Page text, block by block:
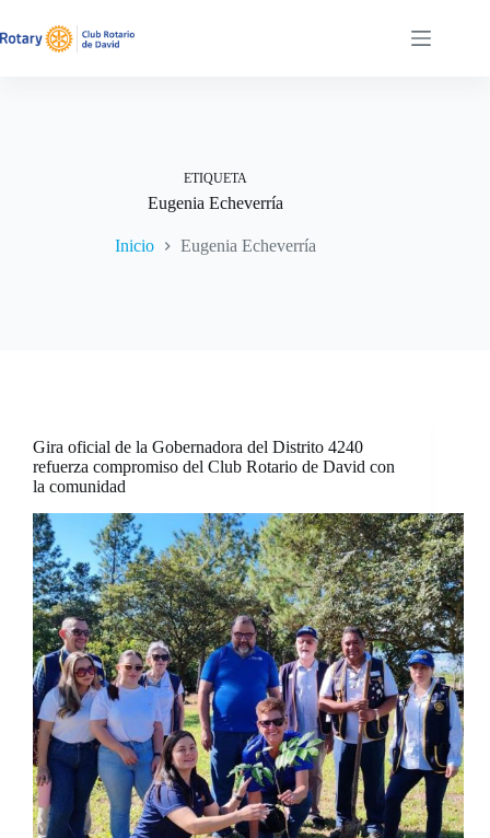
al
contenido
ETIQUETA
Eugenia Echeverría
Inicio Eugenia Echeverría
Gira oficial de la Gobernadora del Distrito 4240
refuerza compromiso del Club Rotario de David con
la comunidad